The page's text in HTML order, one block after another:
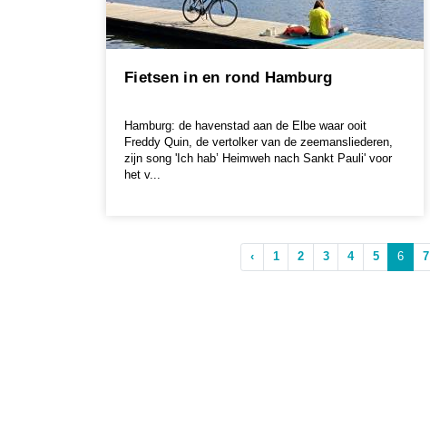
Fietsen in en rond Hamburg
Hamburg: de havenstad aan de Elbe waar ooit
Freddy Quin, de vertolker van de zeemansliederen,
zijn song 'Ich hab’ Heimweh nach Sankt Pauli' voor
het v...
‹ 1 2 3 4 5 6 7